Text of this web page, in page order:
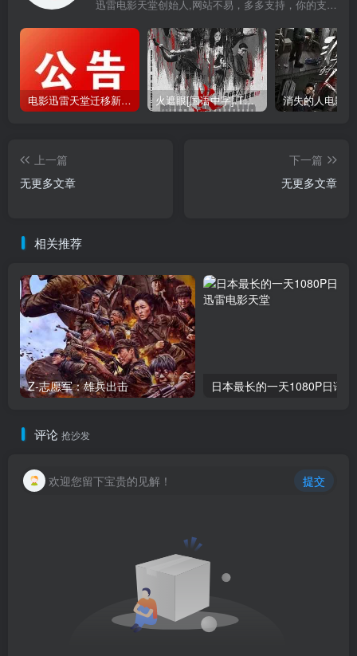
迅雷电影天堂创始人,网站不易，多多支持，你的支持，是我前进的动力！
电影迅雷天堂迁移新服务器,正常更新，维护完毕! 火遮眼[国语中字].The.Furious.2026.1080p+2160p高清下载
上一篇
无更多文章
下一篇
无更多文章
相关推荐
Z-志愿军：雄兵出击 日本最长的一天1080P日语
评论 抢沙发
欢迎您留下宝贵的见解！ 提交